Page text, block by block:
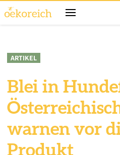
ARTIKEL
Blei in
warnen vor
Produkt